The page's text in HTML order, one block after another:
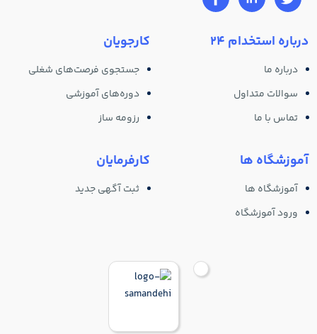
درباره استخدام 24
درباره ما
سوالات متداول
تماس با ما
آموزشگاه ها
آموزشگاه ها
ورود آموزشگاه
کارجویان
جستجوی فرصت‌های شغلی
دوره‌های آموزشی
رزومه ساز
کارفرمایان
ثبت آگهی جدید